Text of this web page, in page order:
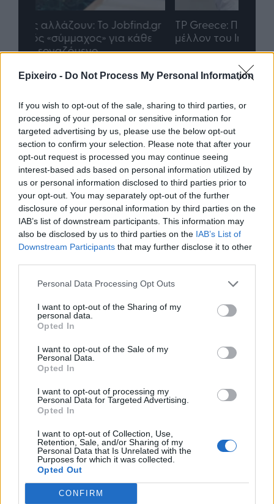
Epixeiro - Do Not Process My Personal Information
If you wish to opt-out of the sale, sharing to third parties, or
processing of your personal or sensitive information for
targeted advertising by us, please use the below opt-out
section to confirm your selection. Please note that after your
opt-out request is processed you may continue seeing
interest-based ads based on personal information utilized by
us or personal information disclosed to third parties prior to
your opt-out. You may separately opt-out of the further
disclosure of your personal information by third parties on the
IAB’s list of downstream participants. This information may
also be disclosed by us to third parties on the IAB’s List of
Downstream Participants that may further disclose it to other
Personal Data Processing Opt Outs
I want to opt-out of the Sharing of my
personal data.
Opted In
I want to opt-out of the Sale of my
Personal Data.
Opted In
I want to opt-out of processing my
Personal Data for Targeted Advertising.
Opted In
I want to opt-out of Collection, Use,
Retention, Sale, and/or Sharing of my
Personal Data that Is Unrelated with the
Purposes for which it was collected.
Opted Out
CONFIRM
TP Greece: Πώς διαμορφώνεται το
μέλλον του Insurance στην εποχή του AI
Περισσότερα από το
Trade Estates: Στην κατοχή της το
50% του Sofia South Ring Mall με
τίμημα 49,35 εκατ. ευρώ
07/08/26 16:53
Ατρόμητος και Novibet
μέχρι το 2028
Βραβευμένα κρασιά με την
07/08/26|15:29
CSG: Διψήφια αύξηση εσόδων
και ισχυρό ανεκτέλεστο
του 2026
07/08/26